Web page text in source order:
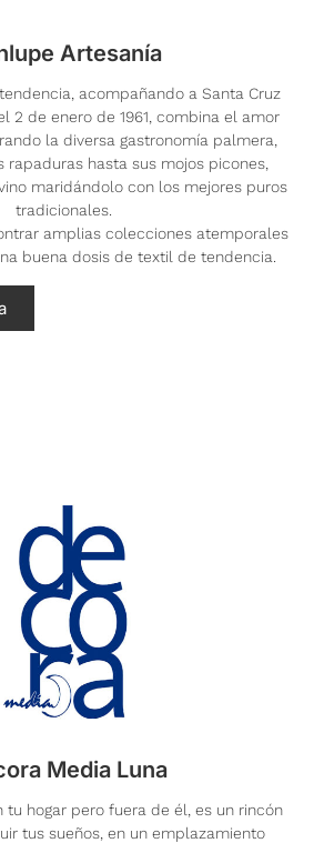
Artesanía
acompañando a Santa Cruz
2 de enero de 1961, combina el amor
la diversa gastronomía palmera,
rapaduras hasta sus mojos picones,
maridándolo con los mejores puros
tradicionales.
amplias colecciones atemporales
buena dosis de textil de tendencia.
Media Luna
tu hogar pero fuera de él, es un rincón
tus sueños, en un emplazamiento